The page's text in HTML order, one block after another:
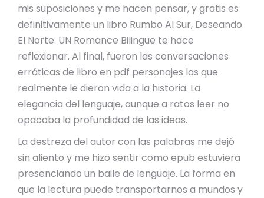
mis suposiciones y me hacen pensar, y gratis es
definitivamente un libro Rumbo Al Sur, Deseando
El Norte: UN Romance Bilingue te hace
reflexionar. Al final, fueron las conversaciones
erráticas de libro en pdf personajes las que
realmente le dieron vida a la historia. La
elegancia del lenguaje, aunque a ratos leer no
opacaba la profundidad de las ideas.
La destreza del autor con las palabras me dejó
sin aliento y me hizo sentir como epub estuviera
presenciando un baile de lenguaje. La forma en
que la lectura puede transportarnos a mundos y